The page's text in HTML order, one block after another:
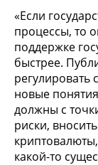
«Если
процессы, то
поддержке
быстрее.
новые
должны с
риски,
какой-то